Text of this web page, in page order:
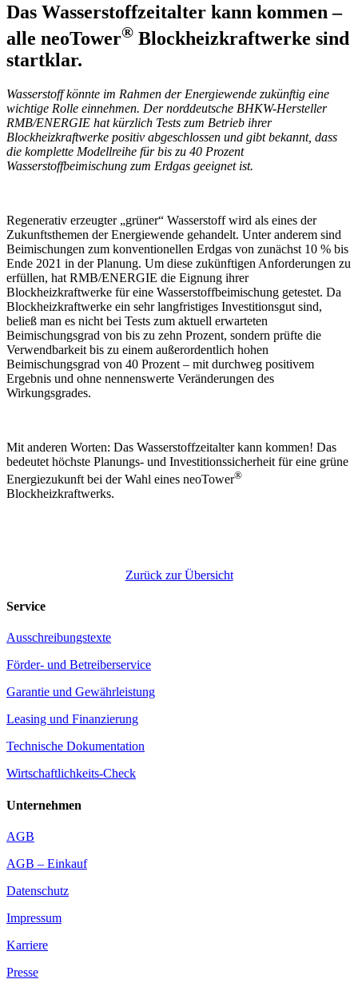
Das Wasserstoffzeitalter kann kommen –
alle neoTower® Blockheizkraftwerke sind
startklar.
Wasserstoff könnte im Rahmen der Energiewende zukünftig eine
wichtige Rolle einnehmen. Der norddeutsche BHKW-Hersteller
RMB/ENERGIE hat kürzlich Tests zum Betrieb ihrer
Blockheizkraftwerke positiv abgeschlossen und gibt bekannt, dass
die komplette Modellreihe für bis zu 40 Prozent
Wasserstoffbeimischung zum Erdgas geeignet ist.
Regenerativ erzeugter „grüner“ Wasserstoff wird als eines der
Zukunftsthemen der Energiewende gehandelt. Unter anderem sind
Beimischungen zum konventionellen Erdgas von zunächst 10 % bis
Ende 2021 in der Planung. Um diese zukünftigen Anforderungen zu
erfüllen, hat RMB/ENERGIE die Eignung ihrer
Blockheizkraftwerke für eine Wasserstoffbeimischung getestet. Da
Blockheizkraftwerke ein sehr langfristiges Investitionsgut sind,
beließ man es nicht bei Tests zum aktuell erwarteten
Beimischungsgrad von bis zu zehn Prozent, sondern prüfte die
Verwendbarkeit bis zu einem außerordentlich hohen
Beimischungsgrad von 40 Prozent – mit durchweg positivem
Ergebnis und ohne nennenswerte Veränderungen des
Wirkungsgrades.
Mit anderen Worten: Das Wasserstoffzeitalter kann kommen! Das
bedeutet höchste Planungs- und Investitionssicherheit für eine grüne
Energiezukunft bei der Wahl eines neoTower®
Blockheizkraftwerks.
Zurück zur Übersicht
Service
Ausschreibungstexte
Förder- und Betreiberservice
Garantie und Gewährleistung
Leasing und Finanzierung
Technische Dokumentation
Wirtschaftlichkeits-Check
Unternehmen
AGB
AGB – Einkauf
Datenschutz
Impressum
Karriere
Presse